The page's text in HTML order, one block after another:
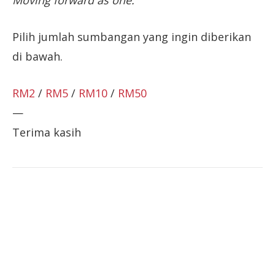
Pilih jumlah sumbangan yang ingin diberikan
di bawah.
RM2 / RM5 / RM10 / RM50
—
Terima kasih